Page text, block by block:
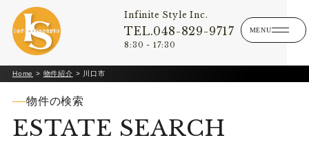
Infinite Style Inc.
TEL.048-829-9717
8:30 - 17:30
Home > 物件紹介 > 川口市
物件の検索
ESTATE SEARCH